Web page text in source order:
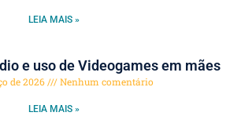
LEIA MAIS »
e uso de Videogames em mães
de 2026 Nenhum comentário
LEIA MAIS »